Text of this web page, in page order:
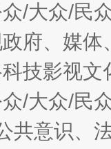
谢
/大众/民
府、媒
技影视
/大众/民
共意识、